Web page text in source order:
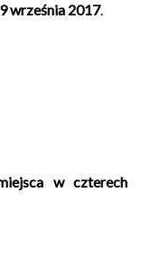
września 2017.
w czterech